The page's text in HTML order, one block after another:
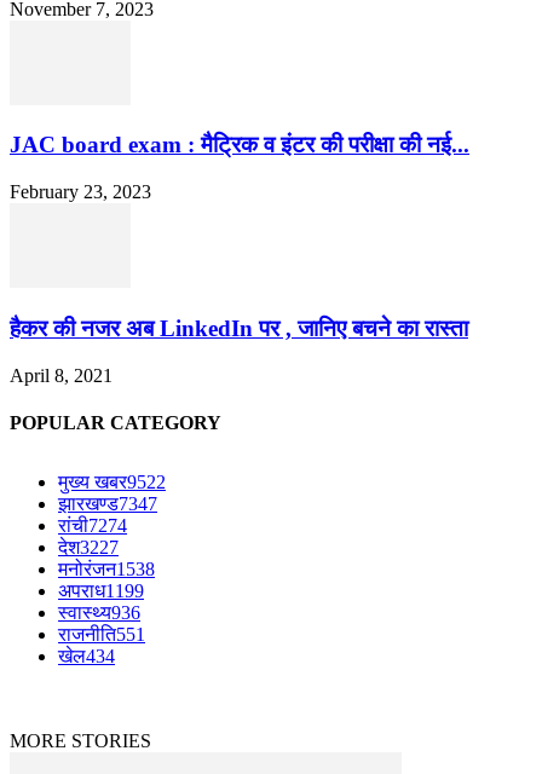
November 7, 2023
JAC board exam : मैट्रिक व इंटर की परीक्षा की नई...
February 23, 2023
हैकर की नजर अब LinkedIn पर , जानिए बचने का रास्ता
April 8, 2021
POPULAR CATEGORY
मुख्य खबर9522
झारखण्ड7347
रांची7274
देश3227
मनोरंजन1538
अपराध1199
स्वास्थ्य936
राजनीति551
खेल434
MORE STORIES